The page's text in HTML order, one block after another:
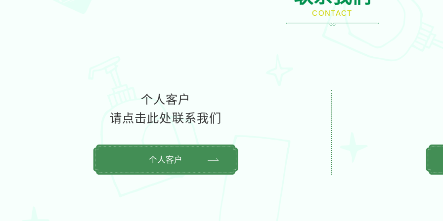
CONTACT
个人客户
请点击此处联系我们
个人客户